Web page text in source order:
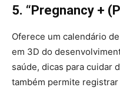
5. “Pregnancy +
Oferece um calendário
em 3D do
saúde, dicas para cuidar
também permite